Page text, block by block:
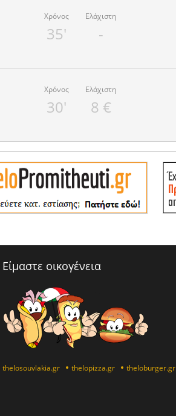
Χρόνος
35'
Ελάχιστη
-
Χρόνος
30'
Ελάχιστη
8 €
Είμαστε οικογένεια
thelosouvlakia.gr thelopizza.gr theloburger.gr